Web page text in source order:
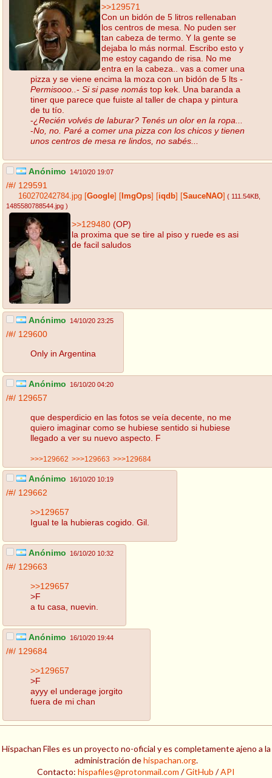
>>129571
Con un bidón de 5 litros rellenaban
los centros de mesa. No puden ser
tan cabeza de termo. Y la gente se
dejaba lo más normal. Escribo esto y
me estoy cagando de risa. No me
entra en la cabeza.. vas a comer una
pizza y se viene encima la moza con un bidón de 5 lts -
Permisooo.. - Si si pase nomás top kek. Una baranda a
tiner que parece que fuiste al taller de chapa y pintura
de tu tío.
-¿Recién volvés de laburar? Tenés un olor en la ropa...
-No, no. Paré a comer una pizza con los chicos y tienen
unos centros de mesa re lindos, no sabés...
Anónimo 14/10/20 19:07
/#/ 129591
160270242784.jpg Google ImgOps iqdb SauceNAO ( 111.54KB
1485580788544.jpg )
>>129480 (OP)
la proxima que se tire al piso y ruede es asi
de facil saludos
Anónimo 14/10/20 23:25
/#/ 129600
Only in Argentina
Anónimo 16/10/20 04:20
/#/ 129657
que desperdicio en las fotos se veía decente, no me
quiero imaginar como se hubiese sentido si hubiese
llegado a ver su nuevo aspecto. F
>>>129662 >>>129663 >>>129684
Anónimo 16/10/20 10:19
/#/ 129662
>>129657
Igual te la hubieras cogido. Gil.
Anónimo 16/10/20 10:32
/#/ 129663
>>129657
>F
a tu casa, nuevin.
Anónimo 16/10/20 19:44
/#/ 129684
>>129657
>F
ayyy el underage jorgito
fuera de mi chan
Hispachan Files es un proyecto no-oficial y es completamente ajeno a la
administración dehispachan.org.
Contacto: hispafiles@protonmail.com /GitHub /API